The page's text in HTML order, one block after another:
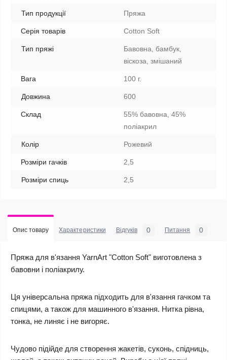
Тип продукції Пряжа
Серія товарів Cotton Soft
Тип пряжі
Бавовна, бамбук,
віскоза, змішаний
Вага 100 г.
Довжина 600
Склад
55% бавовна, 45%
поліакрил
Колір Рожевий
Розміри гачків 2,5
Розміри спиць 2,5
Опис товару Характеристики Відгуків 0 Питання 0
Пряжа для в'язання YarnArt "Cotton Soft" виготовлена з
бавовни і поліакрилу.
Ця універсальна пряжа підходить для в'язання гачком та
спицями, а також для машинного в'язання. Нитка рівна,
тонка, не линяє і не вигоряє.
Чудово підійде для створення жакетів, суконь, спідниць,